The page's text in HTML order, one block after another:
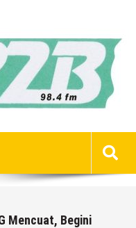
Mencuat, Begini